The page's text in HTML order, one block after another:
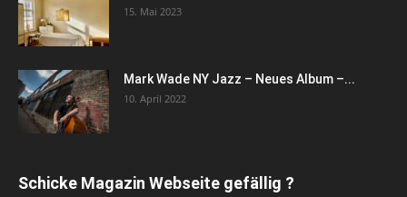
15. Mai 2023
Mark Wade NY Jazz – Neues Album –...
10. April 2022
Schicke Magazin Webseite gefällig ?